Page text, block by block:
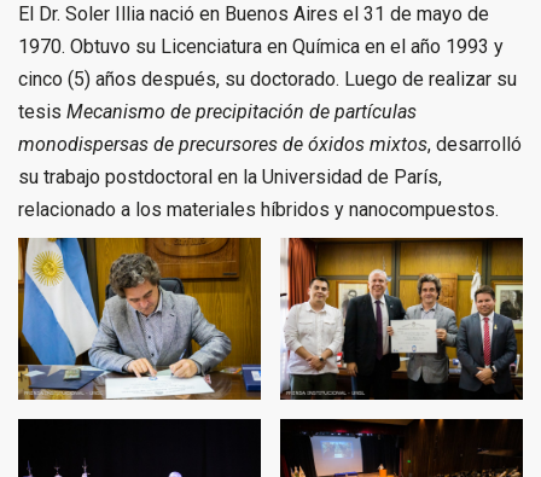
El Dr. Soler Illia nació en Buenos Aires el 31 de mayo de
1970. Obtuvo su Licenciatura en Química en el año 1993 y
cinco (5) años después, su doctorado. Luego de realizar su
tesis Mecanismo de precipitación de partículas
monodispersas de precursores de óxidos mixtos, desarrolló
su trabajo postdoctoral en la Universidad de París,
relacionado a los materiales híbridos y nanocompuestos.